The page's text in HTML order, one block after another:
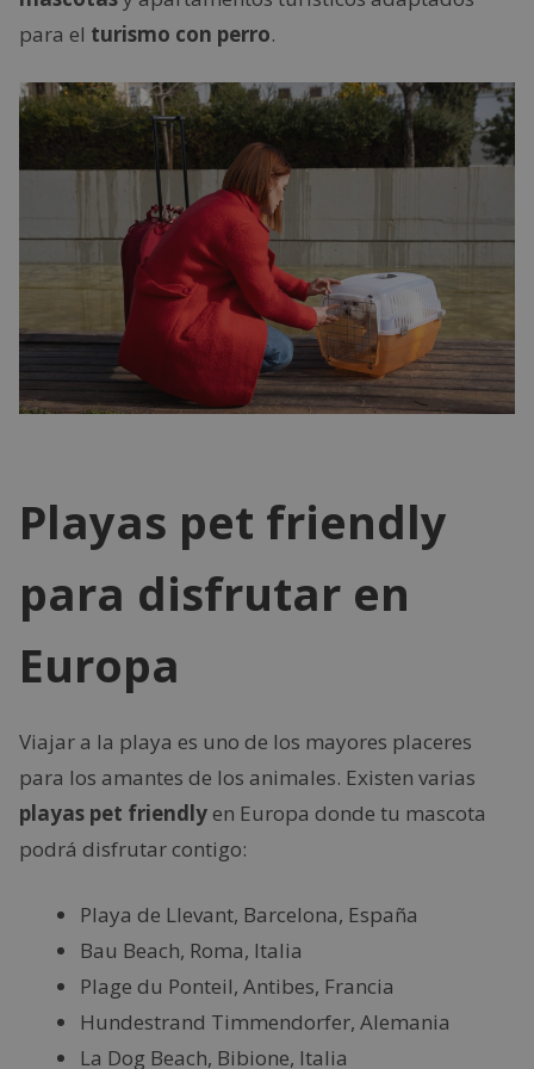
para el turismo con perro.
Playas pet friendly
para disfrutar en
Europa
Viajar a la playa es uno de los mayores placeres
para los amantes de los animales. Existen varias
playas pet friendlyen Europa donde tu mascota
podrá disfrutar contigo:
Playa de Llevant, Barcelona, España
Bau Beach, Roma, Italia
Plage du Ponteil, Antibes, Francia
Hundestrand Timmendorfer, Alemania
La Dog Beach, Bibione, Italia